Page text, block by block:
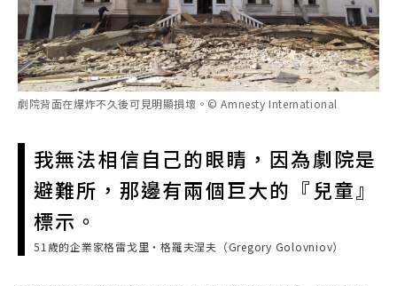
劇院背面在爆炸不久後可見明顯損壞。© Amnesty International
我無法相信自己的眼睛，因為劇院是
避難所，那邊有兩個巨大的『兒童』
標示。
51歲的企業家格雷戈里・格羅夫涅夫（Gregory Golovniov）